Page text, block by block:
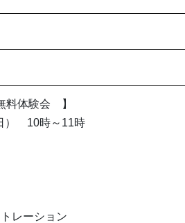
料体験会 】
） 10時～11時
レーション